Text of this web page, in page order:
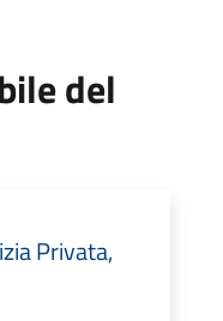
del
Privata,